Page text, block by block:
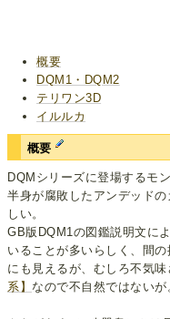
概要
DQM1・DQM2
テリワン3D
イルルカ
概要
DQMシリーズに登場するモン
半身が腐敗したアンデッド
しい。
GB版DQM1の図鑑説明文に
いることが多いらしく、間
にも見えるが、むしろ不気
系】 なので不自然ではないが